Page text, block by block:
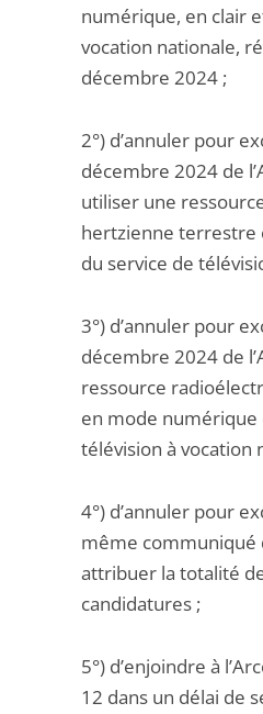
numérique, en clair
vocation nationale,
décembre 2024 ;
2°) d’annuler pour
décembre 2024 de
utiliser une
hertzienne terrestre
du service de
3°) d’annuler pour
décembre 2024 de
ressource
en mode numérique
télévision à vocation
4°) d’annuler pour
même communiqué
attribuer la totalité
candidatures ;
5°) d’enjoindre à
12 dans un délai de